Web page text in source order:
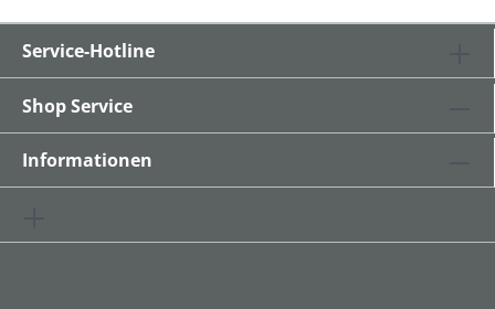
Service-Hotline
Shop Service
Informationen